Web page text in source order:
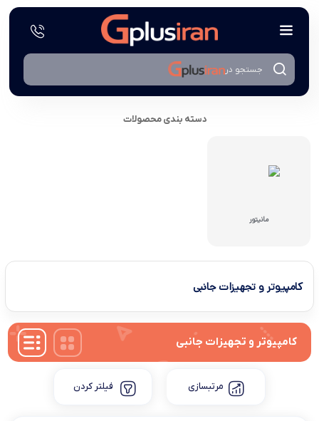
جستجو در
دسته بندی محصولات
مانیتور
کامپیوتر و تجهیزات جانبی
کامپیوتر و تجهیزات جانبی
مرتبسازی فیلتر کردن